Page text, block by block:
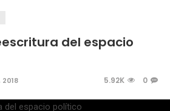
del espacio
2018 5.92K 0